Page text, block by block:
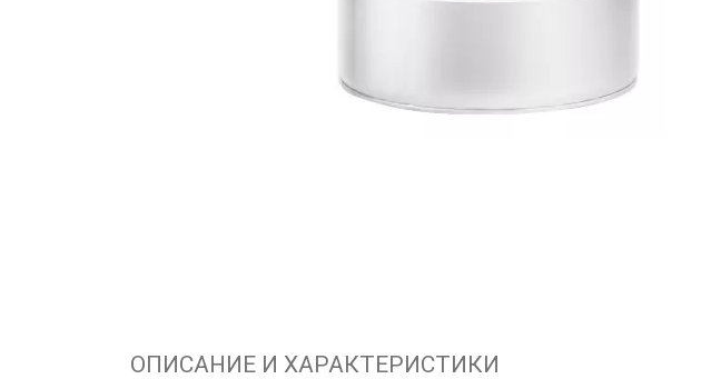
ОПИСАНИЕ И ХАРАКТЕРИСТИКИ
Добавляйте товары